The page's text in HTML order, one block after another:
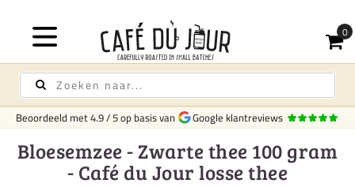
Beoordeeld met4.9/5op basis van Google klantreviews
Bloesemzee - Zwarte thee 100 gram
- Café du Jour losse thee